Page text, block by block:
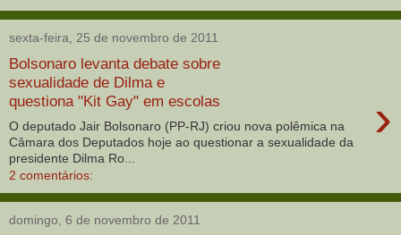
sexta-feira, 25 de novembro de 2011
Bolsonaro levanta debate sobre
sexualidade de Dilma e
questiona "Kit Gay" em escolas
›
O deputado Jair Bolsonaro (PP-RJ) criou nova polêmica na
Câmara dos Deputados hoje ao questionar a sexualidade da
presidente Dilma Ro...
2 comentários:
domingo, 6 de novembro de 2011